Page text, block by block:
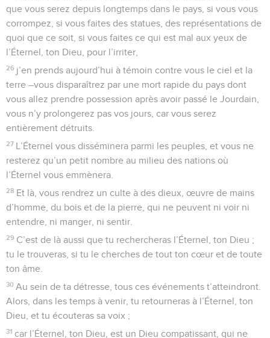
que vous serez depuis longtemps dans le pays, si vous vous
corrompez, si vous faites des statues, des représentations de
quoi que ce soit, si vous faites ce qui est mal aux yeux de
l’Éternel, ton Dieu, pour l’irriter,
26 j’en prends aujourd’hui à témoin contre vous le ciel et la
terre –vous disparaîtrez par une mort rapide du pays dont
vous allez prendre possession après avoir passé le Jourdain,
vous n’y prolongerez pas vos jours, car vous serez
entièrement détruits.
27 L’Éternel vous disséminera parmi les peuples, et vous ne
resterez qu’un petit nombre au milieu des nations où
l’Éternel vous emmènera.
28 Et là, vous rendrez un culte à des dieux, œuvre de mains
d’homme, du bois et de la pierre, qui ne peuvent ni voir ni
entendre, ni manger, ni sentir.
29 C’est de là aussi que tu rechercheras l’Éternel, ton Dieu ;
tu le trouveras, si tu le cherches de tout ton cœur et de toute
ton âme.
30 Au sein de ta détresse, tous ces événements t’atteindront.
Alors, dans les temps à venir, tu retourneras à l’Éternel, ton
Dieu, et tu écouteras sa voix ;
31 car l’Éternel, ton Dieu, est un Dieu compatissant, qui ne